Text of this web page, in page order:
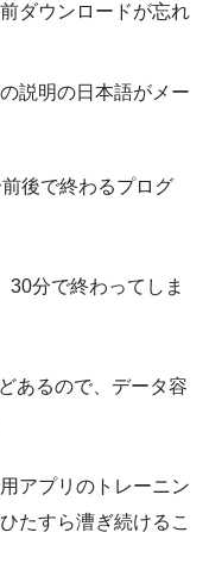
ダウンロードが忘れ
説明の日本語がメー
後で終わるプログ
30分で終わってしま
あるので、データ容
アプリのトレーニン
たすら漕ぎ続けるこ